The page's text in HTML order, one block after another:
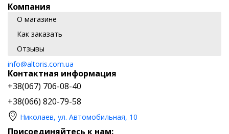
Компания
О магазине
Как заказать
Отзывы
info@altoris.com.ua
Контактная информация
+38(067) 706-08-40
+38(066) 820-79-58
Николаев, ул. Автомобильная, 10
Присоединяйтесь к нам: